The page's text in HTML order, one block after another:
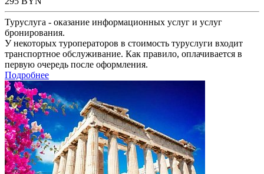
Туруслуга - оказание информационных услуг и услуг
бронирования.
У некоторых туроператоров в стоимость туруслуги входит
транспортное обслуживание. Как правило, оплачивается в
первую очередь после оформления.
Подробнее